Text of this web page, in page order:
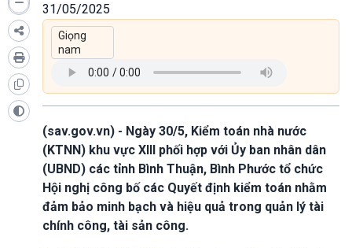
31/05/2025
(sav.gov.vn) - Ngày 30/5, Kiểm toán nhà nước
(KTNN) khu vực XIII phối hợp với Ủy ban nhân dân
(UBND) các tỉnh Bình Thuận, Bình Phước tổ chức
Hội nghị công bố các Quyết định kiểm toán nhằm
đảm bảo minh bạch và hiệu quả trong quản lý tài
chính công, tài sản công.